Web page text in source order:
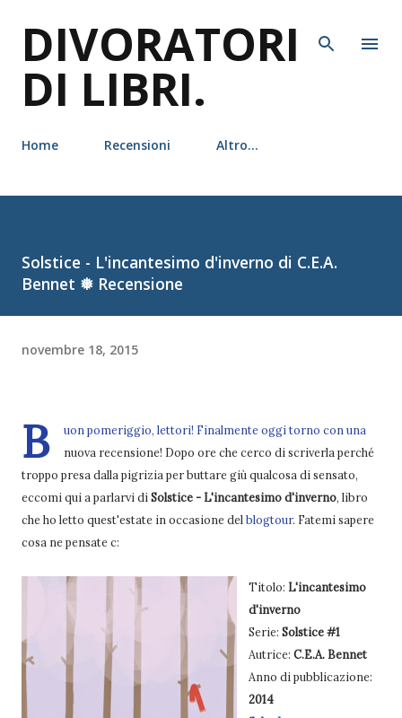
DIVORATORI
DI LIBRI.
Home Recensioni Altro…
Solstice - L'incantesimo d'inverno di C.E.A.
Bennet ❅ Recensione
novembre 18, 2015
B
uon pomeriggio, lettori! Finalmente oggi torno con una
nuova recensione! Dopo ore che cerco di scriverla perché
troppo presa dalla pigrizia per buttare giù qualcosa di sensato,
eccomi qui a parlarvi di Solstice - L'incantesimo d'inverno, libro
che ho letto quest'estate in occasione del blogtour. Fatemi sapere
cosa ne pensate c:
Titolo: L'incantesimo
d'inverno
Serie: Solstice #1
Autrice: C.E.A. Bennet
Anno di pubblicazione:
2014